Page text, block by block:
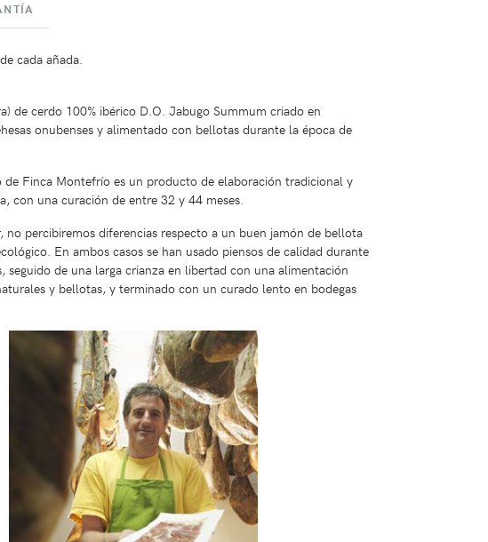
cada añada.
de cerdo 100% ibérico D.O. Jabugo Summum criado en
onubenses y alimentado con bellotas durante la época de
de Finca Montefrío es un producto de elaboración tradicional y
con una curación de entre 32 y 44 meses.
no percibiremos diferencias respecto a un buen jamón de bellota
En ambos casos se han usado piensos de calidad durante
seguido de una larga crianza en libertad con una alimentación
y bellotas, y terminado con un curado lento en bodegas